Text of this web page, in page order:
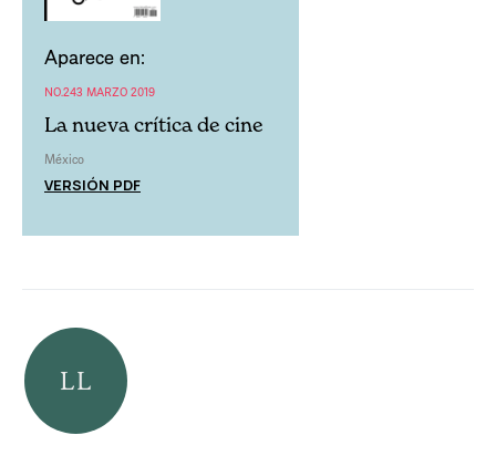
Aparece en:
NO.243 MARZO 2019
La nueva crítica de cine
México
VERSIÓN PDF